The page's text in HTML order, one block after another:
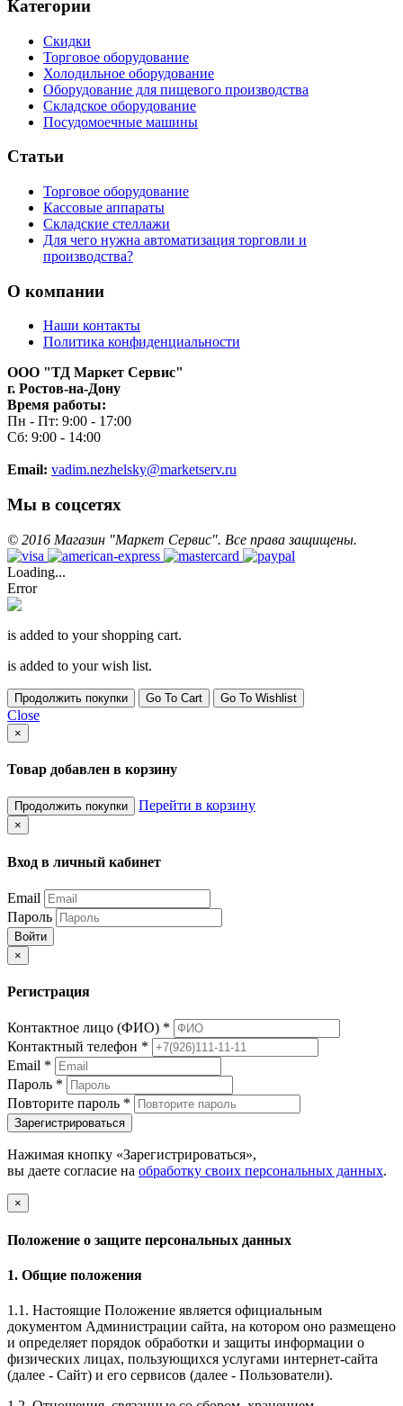
Категории
Скидки
Торговое оборудование
Холодильное оборудование
Оборудование для пищевого производства
Складское оборудование
Посудомоечные машины
Статьи
Торговое оборудование
Кассовые аппараты
Складские стеллажи
Для чего нужна автоматизация торговли и
производства?
О компании
Наши контакты
Политика конфиденциальности
ООО "ТД Маркет Сервис"
г. Ростов-на-Дону
Время работы:
Пн - Пт: 9:00 - 17:00
Сб: 9:00 - 14:00
Email: vadim.nezhelsky@marketserv.ru
Мы в соцсетях
© 2016 Магазин "Маркет Сервис". Все права защищены.
Loading...
Error
is added to your shopping cart.
is added to your wish list.
Продолжить покупки Go To Cart Go To Wishlist
Close
×
Товар добавлен в корзину
Продолжить покупки Перейти в корзину
×
Вход в личный кабинет
Email
Пароль
Войти
×
Регистрация
Контактное лицо (ФИО) *
Контактный телефон *
Email *
Пароль *
Повторите пароль *
Зарегистрироваться
Нажимая кнопку «Зарегистрироваться»,
вы даете согласие на обработку своих персональных данных.
×
Положение о защите персональных данных
1. Общие положения
1.1. Настоящие Положение является официальным
документом Администрации сайта, на котором оно размещено
и определяет порядок обработки и защиты информации о
физических лицах, пользующихся услугами интернет-сайта
(далее - Сайт) и его сервисов (далее - Пользователи).